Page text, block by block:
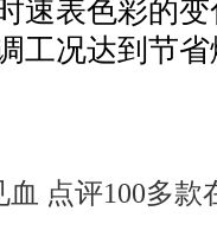
速表色彩的
工况达到节
点评100多款